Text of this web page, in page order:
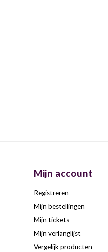
Mijn account
Registreren
Mijn bestellingen
Mijn tickets
Mijn verlanglijst
Vergelijk producten